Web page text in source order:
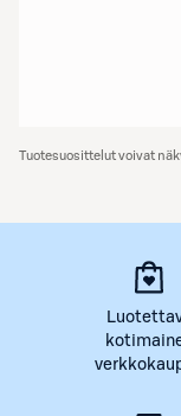
Tuotesuosittelut voivat